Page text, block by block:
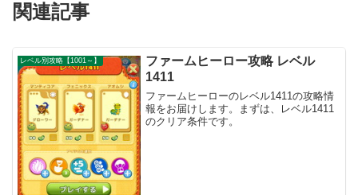
関連記事
レベル別攻略【1001～】
ファームヒーロー攻略 レベル
1411
ファームヒーローのレベル1411の攻略情
報をお届けします。まずは、レベル1411
のクリア条件です。